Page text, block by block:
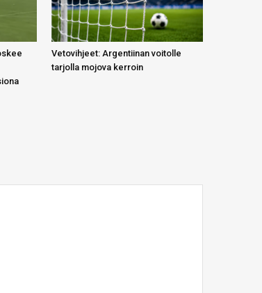
Vetovihjeet: Argentiinan voitolle
tarjolla mojova kerroin